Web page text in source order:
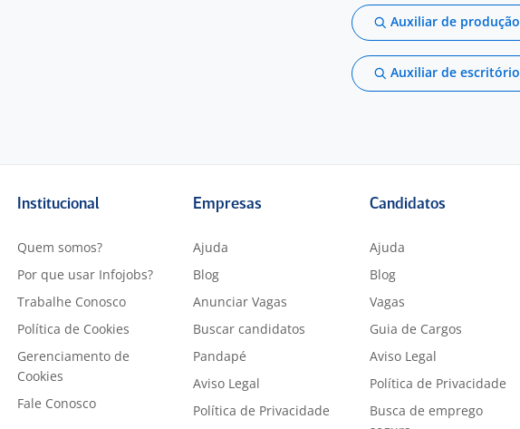
Auxiliar de produção
Auxiliar de escritório
Institucional
Quem somos?
Por que usar Infojobs?
Trabalhe Conosco
Política de Cookies
Gerenciamento de
Cookies
Fale Conosco
Empresas
Ajuda
Blog
Anunciar Vagas
Buscar candidatos
Pandapé
Aviso Legal
Política de Privacidade
Candidatos
Ajuda
Blog
Vagas
Guia de Cargos
Aviso Legal
Política de Privacidade
Busca de emprego